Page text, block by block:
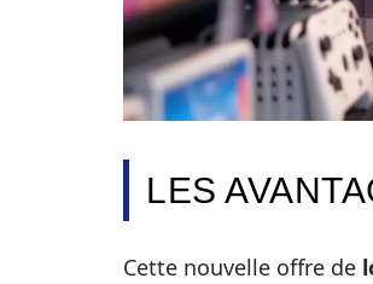
LES
Cette nouvelle offre de